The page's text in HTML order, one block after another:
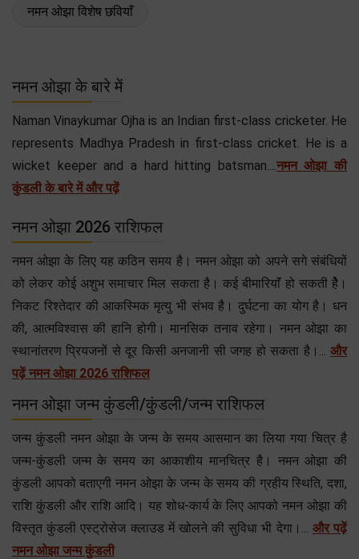
नमन ओझा विशेष छवियाँ
नमन ओझा के बारे में
Naman Vinaykumar Ojha is an Indian first-class cricketer. He
represents Madhya Pradesh in first-class cricket. He is a
wicket keeper and a hard hitting batsman....नमन ओझा की
कुंडली के बारे में और पढ़ें
नमन ओझा 2026 राशिफल
नमन ओझा के लिए यह कठिन समय है। नमन ओझा को अपने सगे संबंधियों
को लेकर कोई अशुभ समाचार मिल सकता है। कई बीमारियाॅं हो सकती हेै।
निकट रिश्तेदार की आकस्मिक मृत्यु भी संभव है। दुर्घटना का योग है। धन
की, आत्मविश्वास की हानि होगी। मानसिक तनाव रहेगा। नमन ओझा का
स्थानांतरण प्रियजनों से दूर किसी अनजानी सी जगह हो सकता है।... और
पढ़ें नमन ओझा 2026 राशिफल
नमन ओझा जन्म कुंडली/कुंडली/जन्म राशिफल
जन्म कुंडली नमन ओझा के जन्म के समय आसमान का लिया गया चित्र है
जन्म-कुंडली जन्म के समय का आकाशीय मानचित्र है। नमन ओझा की
कुंडली आपको बताएगी नमन ओझा के जन्म के समय की ग्रहीय स्थिति, दशा,
राशि कुंडली और राशि आदि। यह शोध-कार्य के लिए आपको नमन ओझा की
विस्तृत कुंडली एस्ट्रोसेज क्लाउड में खोलने की सुविधा भी देगा।... और पढ़ें
नमन ओझा जन्म कुंडली